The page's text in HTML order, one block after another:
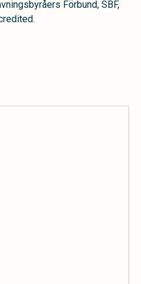
Förbund, SBF,